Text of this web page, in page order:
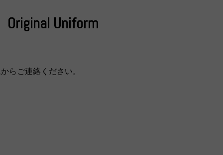
Original Uniform
らご連絡ください。